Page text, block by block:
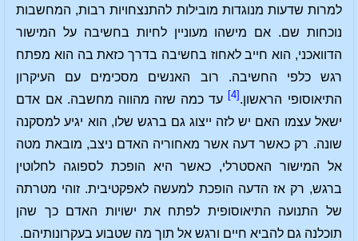
למרות שדעות מנוגדות מובילות להתנצחויות רבות, המחשבות
נוכחות שם. אם מישהו מעוניין לחיות בחשיבה על המישור
הדוואכני, הוא חייב לאחוז בחשיבה בדרך כזאת בה הוא מפתח
רגש כלפי החשיבה. רוב האנשים מסכימים עם העיקרון
התיאוסופי הראשון. [4]
עד כמה שזה מהווה מחשבה. אם אדם
ישאל עצמו האם יש לזה ייצוג גם ברגש שלו, הוא יגיע למסקנה
שונה. רק כאשר דעה אשר מאחוריה האדם ניצב, מובאת מטה
אל המישור האסטרלי, כאשר היא הופכת לספוגה לחלוטין
ברגש, רק אז הדעה הופכת למעשה לאפקטיבית. זוהי מטרתה
של התנועה התיאוסופית לפתח את ישויות האדם כך שהן
תוכלנה גם להביא חיים ורגש אל תוך מה שטבוע בעקרונותיהם.